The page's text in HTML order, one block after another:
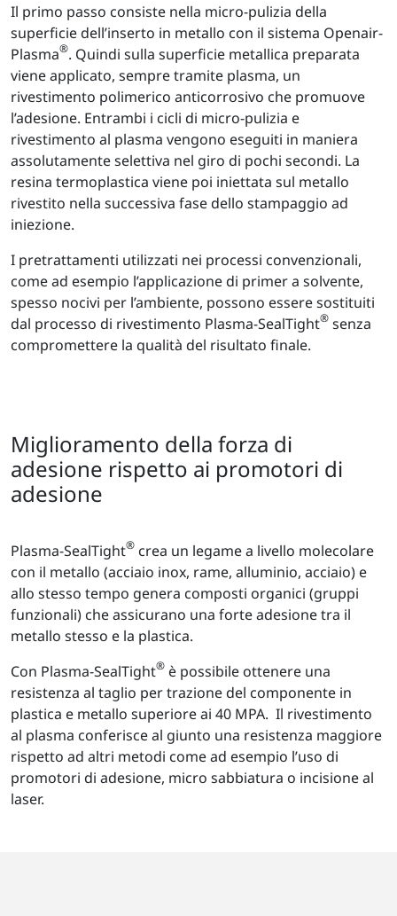
Il primo passo consiste nella micro-pulizia della
superficie dell’inserto in metallo con il sistema Openair-
Plasma®. Quindi sulla superficie metallica preparata
viene applicato, sempre tramite plasma, un
rivestimento polimerico anticorrosivo che promuove
l’adesione. Entrambi i cicli di micro-pulizia e
rivestimento al plasma vengono eseguiti in maniera
assolutamente selettiva nel giro di pochi secondi. La
resina termoplastica viene poi iniettata sul metallo
rivestito nella successiva fase dello stampaggio ad
iniezione.
I pretrattamenti utilizzati nei processi convenzionali,
come ad esempio l’applicazione di primer a solvente,
spesso nocivi per l’ambiente, possono essere sostituiti
dal processo di rivestimento Plasma-SealTight® senza
compromettere la qualità del risultato finale.
Miglioramento della forza di
adesione rispetto ai promotori di
adesione
Plasma-SealTight® crea un legame a livello molecolare
con il metallo (acciaio inox, rame, alluminio, acciaio) e
allo stesso tempo genera composti organici (gruppi
funzionali) che assicurano una forte adesione tra il
metallo stesso e la plastica.
Con Plasma-SealTight® è possibile ottenere una
resistenza al taglio per trazione del componente in
plastica e metallo superiore ai 40 MPA. Il rivestimento
al plasma conferisce al giunto una resistenza maggiore
rispetto ad altri metodi come ad esempio l’uso di
promotori di adesione, micro sabbiatura o incisione al
laser.